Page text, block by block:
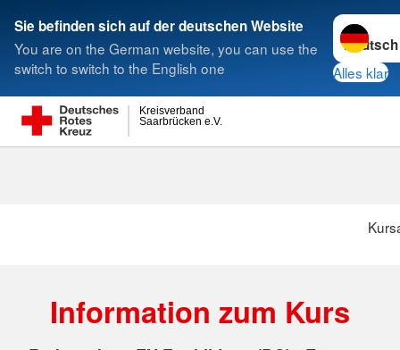
Sie befinden sich auf der deutschen Website
You are on the German website, you can use the
switch to switch to the English one
Sprache
Alles klar
Saarbrücken e.V.
Kreisverband
Suche
Information zum Kurs